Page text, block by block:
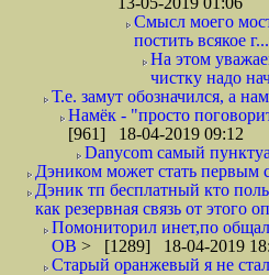
Смысл моего
постить всякое
На этом
чистку надо
Т.е. замут обозначился, а
Намёк - "просто
[961] 18-04-2019 09:12
Danycom самый
Дэником может стать первым
Дэник тп бесплатный кто
как резервная связь от этого
Помониторил инет,по
ОВ > [1289] 18-04-2019
Старый оранжевый я не